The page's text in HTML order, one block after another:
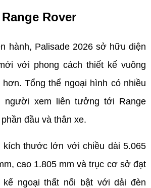
Rover
hành, Palisade 2026 sở hữu diện
với phong cách thiết kế vuông
Tổng thể ngoại hình có nhiều
người xem liên tưởng tới Range
đầu và thân xe.
kích thước lớn với chiều dài 5.065
cao 1.805 mm và trục cơ sở đạt
kế ngoại thất nổi bật với dải đèn